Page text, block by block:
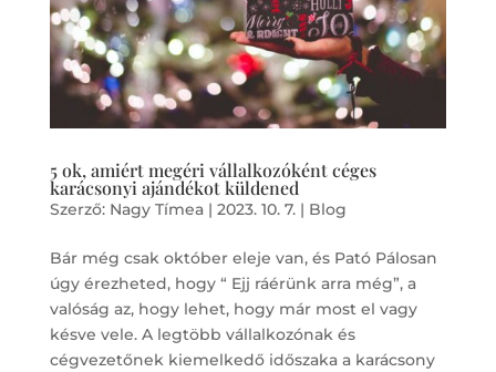
5 ok, amiért megéri vállalkozóként céges
karácsonyi ajándékot küldened
Szerző: Nagy Tímea| 2023. 10. 7.| Blog
Bár még csak október eleje van, és Pató Pálosan
úgy érezheted, hogy “ Ejj ráérünk arra még”, a
valóság az, hogy lehet, hogy már most el vagy
késve vele. A legtöbb vállalkozónak és
cégvezetőnek kiemelkedő időszaka a karácsony